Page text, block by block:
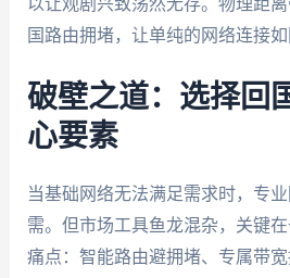
国路由拥堵，让单纯的网络连接如
破壁之道：选择回
心要素
当基础网络无法满足需求时，专
需。但市场工具鱼龙混杂，关键
痛点：智能路由避拥堵、专属带